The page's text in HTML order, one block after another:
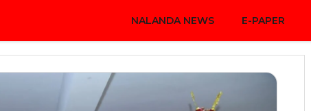
NALANDA NEWS E-PAPER